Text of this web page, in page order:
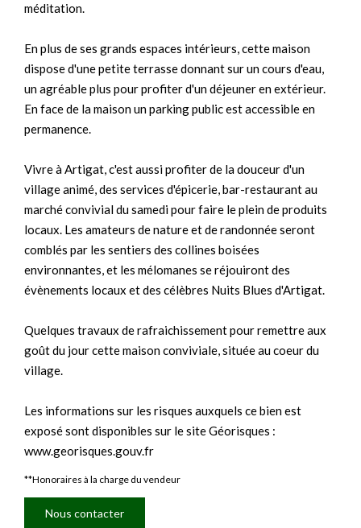
méditation.
En plus de ses grands espaces intérieurs, cette maison
dispose d'une petite terrasse donnant sur un cours d'eau,
un agréable plus pour profiter d'un déjeuner en extérieur.
En face de la maison un parking public est accessible en
permanence.
Vivre à Artigat, c'est aussi profiter de la douceur d'un
village animé, des services d'épicerie, bar-restaurant au
marché convivial du samedi pour faire le plein de produits
locaux. Les amateurs de nature et de randonnée seront
comblés par les sentiers des collines boisées
environnantes, et les mélomanes se réjouiront des
évènements locaux et des célèbres Nuits Blues d'Artigat.
Quelques travaux de rafraichissement pour remettre aux
goût du jour cette maison conviviale, située au coeur du
village.
Les informations sur les risques auxquels ce bien est
exposé sont disponibles sur le site Géorisques :
www.georisques.gouv.fr
**Honoraires à la charge du vendeur
Nous contacter